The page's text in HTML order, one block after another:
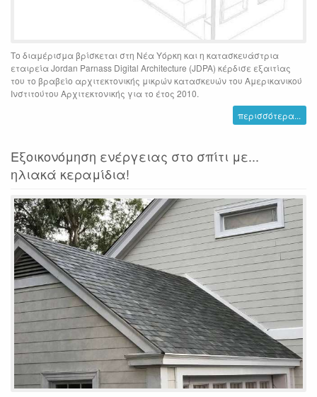
Το διαμέρισμα βρίσκεται στη Νέα Υόρκη και η κατασκευάστρια
εταιρεία Jordan Parnass Digital Architecture (JDPA) κέρδισε εξαιτίας
του το βραβείο αρχιτεκτονικής μικρών κατασκευών του Αμερικανικού
Ινστιτούτου Αρχιτεκτονικής για το έτος 2010.
περισσότερα...
Εξοικονόμηση ενέργειας στο σπίτι με...
ηλιακά κεραμίδια!